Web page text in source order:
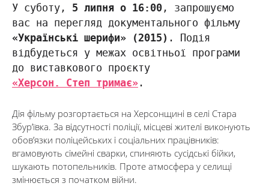
У суботу, 5 липня о 16:00, запрошуємо
вас на перегляд документального фільму
«Українські шерифи» (2015) . Подія
відбудеться у межах освітньої програми
до виставкового проєкту
«Херсон. Степ тримає».
Дія фільму розгортається на Херсонщині в селі Стара
Збур’ївка. За відсутності поліції, місцеві жителі виконують
обов’язки поліцейських і соціальних працівників:
вгамовують сімейні сварки, спиняють сусідські бійки,
шукають потопельників. Проте атмосфера у селищі
змінюється з початком війни.